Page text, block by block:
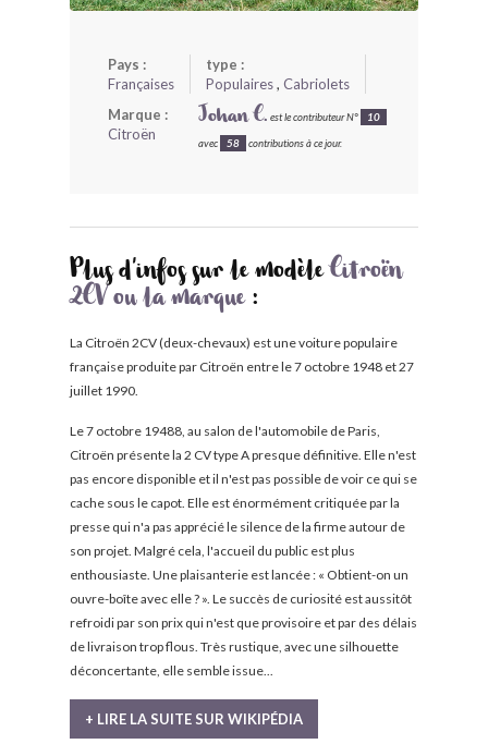
Pays :
Françaises
type :
Populaires, Cabriolets
Marque :
Citroën
Johan C. est le contributeur N° 10
avec 58 contributions à ce jour.
Plus d'infos sur le modèleCitroën
2CV ou la marque:
La Citroën 2CV (deux-chevaux) est une voiture populaire
française produite par Citroën entre le 7 octobre 1948 et 27
juillet 1990.
Le 7 octobre 19488, au salon de l'automobile de Paris,
Citroën présente la 2 CV type A presque définitive. Elle n'est
pas encore disponible et il n'est pas possible de voir ce qui se
cache sous le capot. Elle est énormément critiquée par la
presse qui n'a pas apprécié le silence de la firme autour de
son projet. Malgré cela, l'accueil du public est plus
enthousiaste. Une plaisanterie est lancée : « Obtient-on un
ouvre-boîte avec elle ? ». Le succès de curiosité est aussitôt
refroidi par son prix qui n'est que provisoire et par des délais
de livraison trop flous. Très rustique, avec une silhouette
déconcertante, elle semble issue...
+ LIRE LA SUITE SUR WIKIPÉDIA